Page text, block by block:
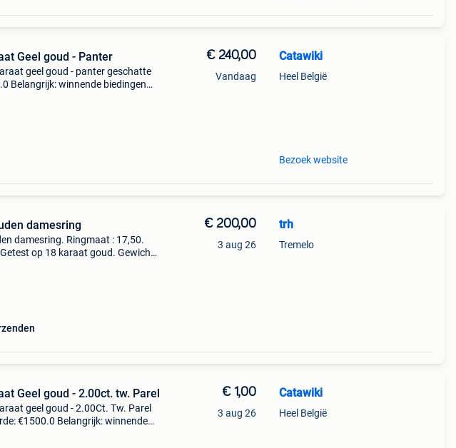
Geel goud - Panter
geel goud - panter geschatte
Belangrijk: winnende biedingen
€ 240,00
Vandaag
Catawiki
Heel België
Bezoek website
damesring
damesring. Ringmaat : 17,50.
op 18 karaat goud. Gewicht :
€ 200,00
3 aug 26
trh
Tremelo
Geel goud - 2.00ct. tw. Parel
geel goud - 2.00Ct. Tw. Parel
€1500.0 Belangrijk: winnende
€ 1,00
3 aug 26
Catawiki
Heel België